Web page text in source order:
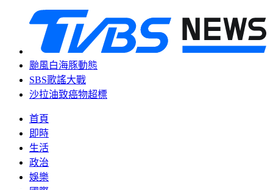
颱風白海豚動態
SBS歌謠大戰
沙拉油致癌物超標
首頁
即時
生活
政治
娛樂